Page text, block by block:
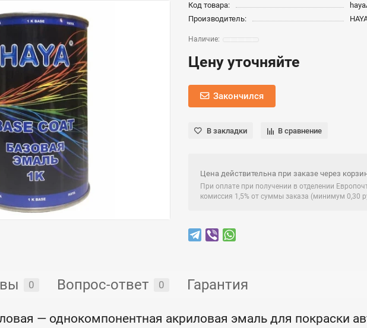
Код товара:
Производитель:
Цену уточняйте
Закончился
В закладки В сравнение
Цена действительна при заказе через
При оплате при получении в отделении
комиссия 1,5% от суммы заказа (минимум 0,30
0 Вопрос-ответ 0 Гарантия
— однокомпонентная акриловая эмаль для покраски